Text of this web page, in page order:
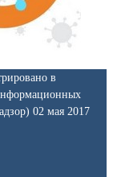
в
02 мая 2017